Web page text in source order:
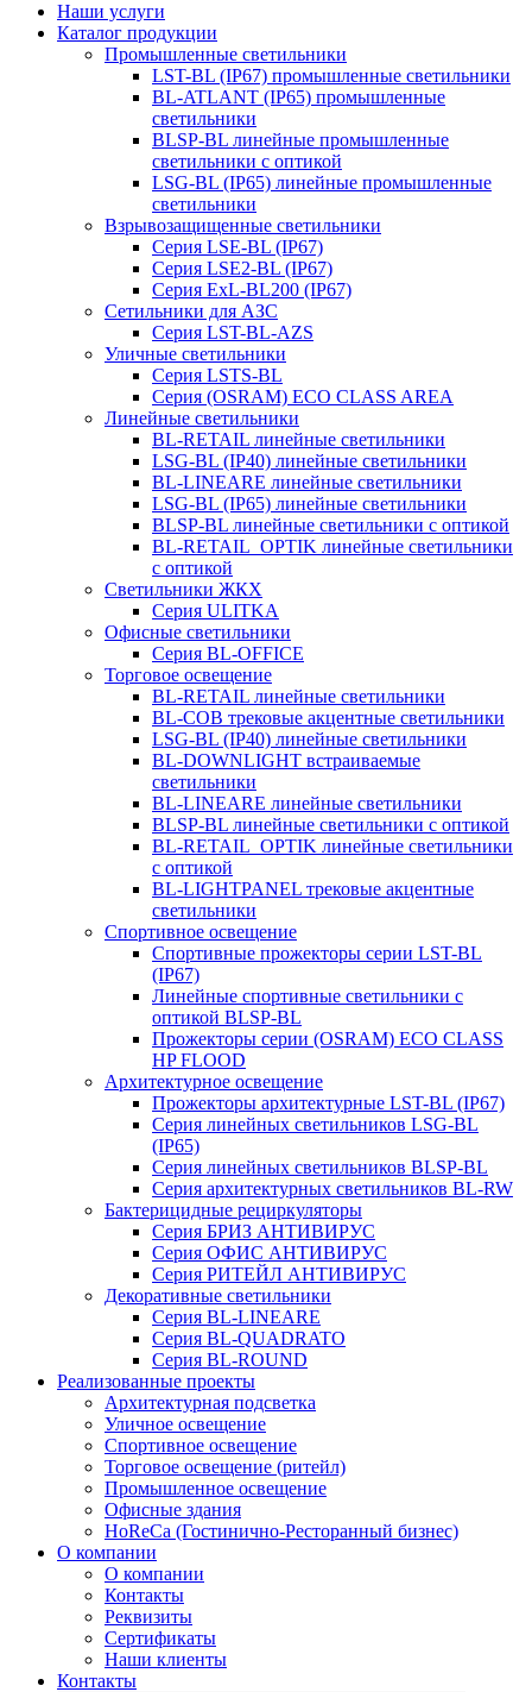
Наши услуги
Каталог продукции
Промышленные светильники
LST-BL (IP67) промышленные светильники
BL-ATLANT (IP65) промышленные
светильники
BLSP-BL линейные промышленные
светильники с оптикой
LSG-BL (IP65) линейные промышленные
светильники
Взрывозащищенные светильники
Серия LSE-BL (IP67)
Серия LSE2-BL (IP67)
Серия ExL-BL200 (IP67)
Сетильники для АЗС
Серия LST-BL-AZS
Уличные светильники
Серия LSTS-BL
Серия (ОSRAM) ECO CLASS AREA
Линейные светильники
BL-RETAIL линейные светильники
LSG-BL (IP40) линейные светильники
BL-LINEARE линейные светильники
LSG-BL (IP65) линейные светильники
BLSP-BL линейные светильники с оптикой
BL-RETAIL_OPTIK линейные светильники
с оптикой
Светильники ЖКХ
Серия ULITKA
Офисные светильники
Серия BL-OFFICE
Торговое освещение
BL-RETAIL линейные светильники
BL-COB трековые акцентные светильники
LSG-BL (IP40) линейные светильники
BL-DOWNLIGHT встраиваемые
светильники
BL-LINEARE линейные светильники
BLSP-BL линейные светильники с оптикой
BL-RETAIL_OPTIK линейные светильники
с оптикой
BL-LIGHTPANEL трековые акцентные
светильники
Спортивное освещение
Спортивные прожекторы серии LST-BL
(IP67)
Линейные спортивные светильники с
оптикой BLSP-BL
Прожекторы серии (OSRAM) ECO CLASS
HP FLOOD
Архитектурное освещение
Прожекторы архитектурные LST-BL (IP67)
Серия линейных светильников LSG-BL
(IP65)
Серия линейных светильников BLSP-BL
Серия архитектурных светильников BL-RW
Бактерицидные рециркуляторы
Серия БРИЗ АНТИВИРУС
Серия ОФИС АНТИВИРУС
Серия РИТЕЙЛ АНТИВИРУС
Декоративные светильники
Серия BL-LINEARE
Серия BL-QUADRATO
Серия BL-ROUND
Реализованные проекты
Архитектурная подсветка
Уличное освещение
Спортивное освещение
Торговое освещение (ритейл)
Промышленное освещение
Офисные здания
HoReCa (Гостинично-Ресторанный бизнес)
О компании
О компании
Контакты
Реквизиты
Сертификаты
Наши клиенты
Контакты